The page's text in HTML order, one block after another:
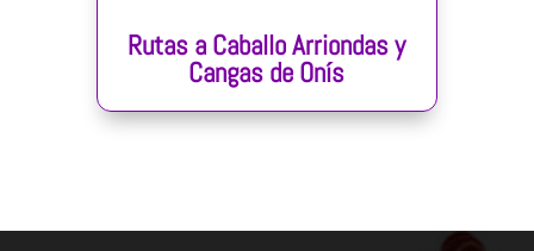
Rutas a Caballo Arriondas y
Cangas de Onís